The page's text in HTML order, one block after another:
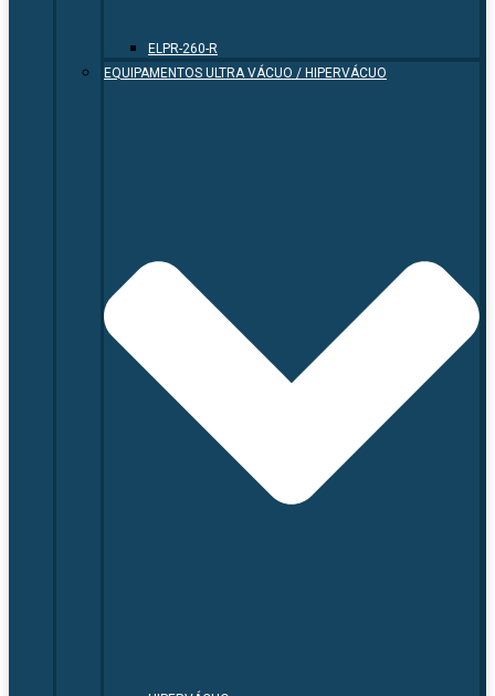
ELPR-260-R
EQUIPAMENTOS ULTRA VÁCUO / HIPERVÁCUO